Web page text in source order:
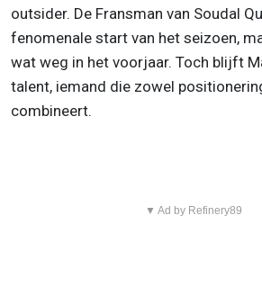
outsider. De Fransman van Soudal
fenomenale start van het seizoen,
wat weg in het voorjaar. Toch blijft
talent, iemand die zowel
combineert.
▼ Ad by Refinery89